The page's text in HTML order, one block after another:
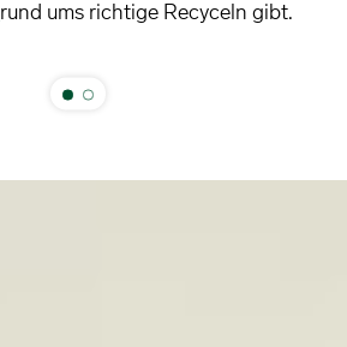
rund ums richtige Recyceln gibt.